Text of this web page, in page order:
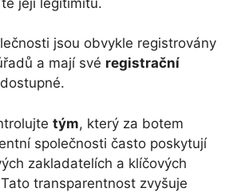
jsou obvykle registrovány
a mají své registrační
tým, který za botem
společnosti často poskytují
zakladatelích a klíčových
transparentnost zvyšuje